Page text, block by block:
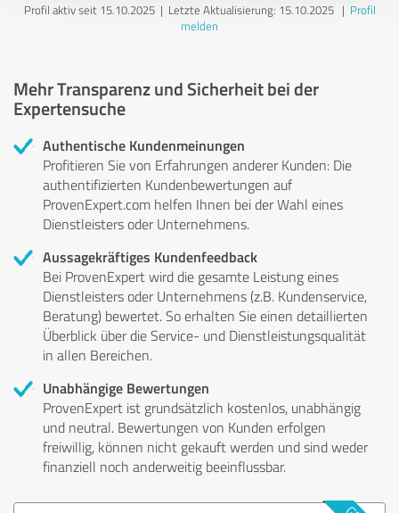
Profil aktiv seit 15.10.2025 | Letzte Aktualisierung: 15.10.2025| Profil
melden
Mehr Transparenz und Sicherheit bei der
Expertensuche
Authentische Kundenmeinungen
Profitieren Sie von Erfahrungen anderer Kunden: Die
authentifizierten Kundenbewertungen auf
ProvenExpert.com helfen Ihnen bei der Wahl eines
Dienstleisters oder Unternehmens.
Aussagekräftiges Kundenfeedback
Bei ProvenExpert wird die gesamte Leistung eines
Dienstleisters oder Unternehmens (z.B. Kundenservice,
Beratung) bewertet. So erhalten Sie einen detaillierten
Überblick über die Service- und Dienstleistungsqualität
in allen Bereichen.
Unabhängige Bewertungen
ProvenExpert ist grundsätzlich kostenlos, unabhängig
und neutral. Bewertungen von Kunden erfolgen
freiwillig, können nicht gekauft werden und sind weder
finanziell noch anderweitig beeinflussbar.